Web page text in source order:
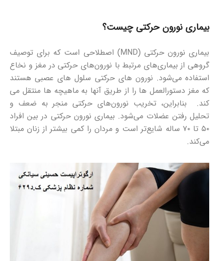
بیماری نورون حرکتی چیست؟
بیماری نورون حرکتی (MND) اصطلاحی است که برای توصیف
گروهی از بیماری‌های مرتبط با نورون‌های حرکتی در مغز و نخاع
استفاده می‌شود. نورون های حرکتی سلول های عصبی هستند
که مغز دستورالعمل ها را از طریق آنها به ماهیچه ها منتقل می
کند. بنابراین، تخریب نورون‌های حرکتی منجر به ضعف و
تحلیل رفتن عضلات می‌شود. بیماری نورون حرکتی در بین افراد
۵۰ تا ۷۰ ساله شایع‌تر است و مردان را کمی بیشتر از زنان مبتلا
می‌کند.